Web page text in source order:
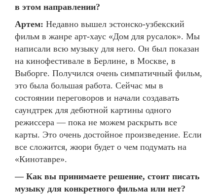
в этом направлении?
Артем: Недавно вышел эстонско-узбекский
фильм в жанре арт-хаус «Дом для русалок». Мы
написали всю музыку для него. Он был показан
на кинофестивале в Берлине, в Москве, в
Выборге. Получился очень симпатичный фильм,
это была большая работа. Сейчас мы в
состоянии переговоров и начали создавать
саундтрек для дебютной картины одного
режиссера — пока не можем раскрыть все
карты. Это очень достойное произведение. Если
все сложится, жюри будет о чем подумать на
«Кинотавре».
— Как вы принимаете решение, стоит писать
музыку для конкретного фильма или нет?